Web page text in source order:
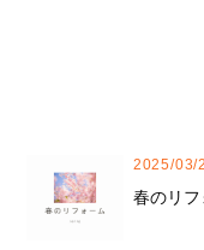
2025/03/
春のリフ